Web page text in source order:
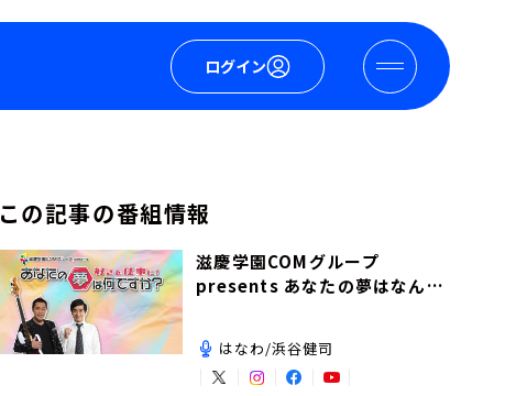
ログイン
この記事の番組情報
滋慶学園COMグループ
presents あなたの夢はなんで
はなわ/浜谷健司